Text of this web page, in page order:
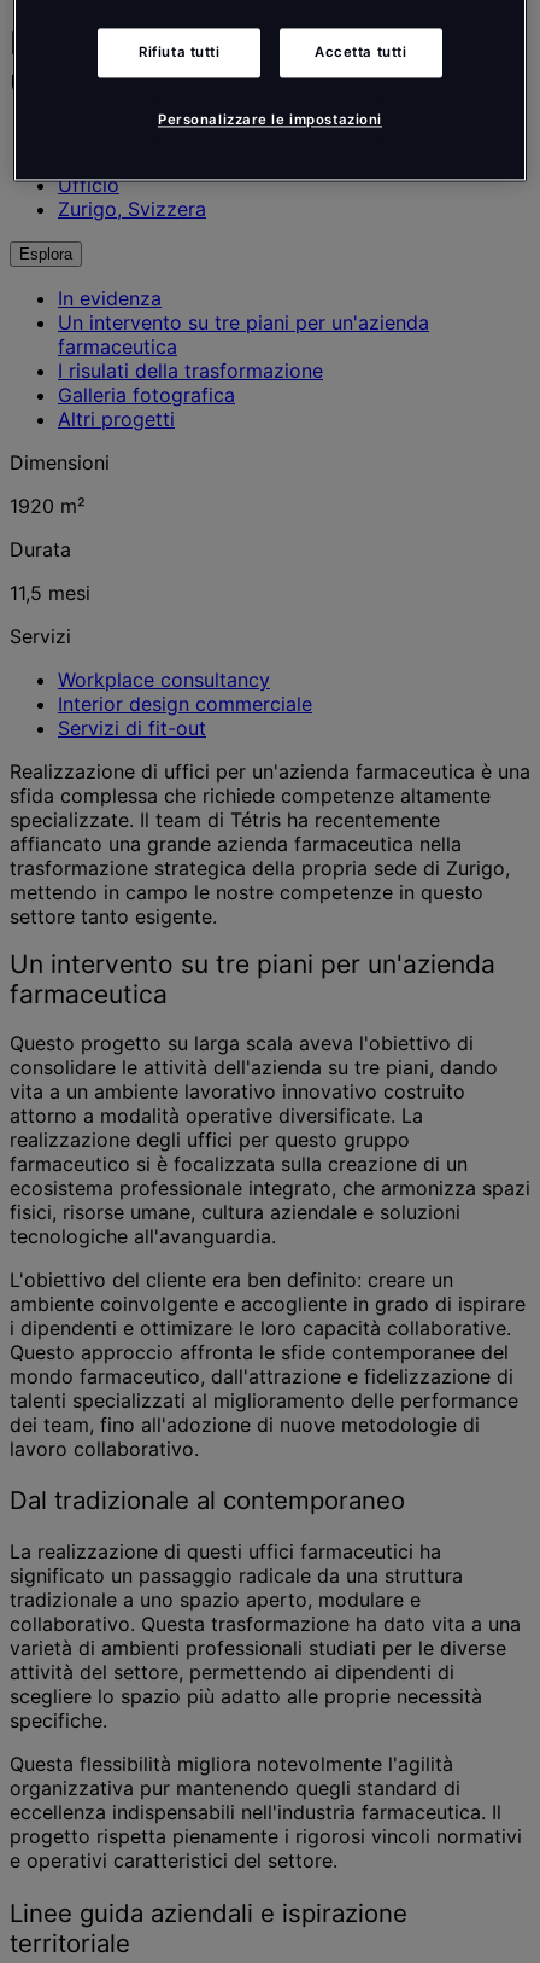
approfondimenti
Realizzazione di uffici per
un’azienda farmaceutica
Ufficio
Zurigo, Svizzera
Esplora
In evidenza
Un intervento su tre piani per un'azienda
farmaceutica
I risulati della trasformazione
Galleria fotografica
Altri progetti
Dimensioni
1920 m²
Durata
11,5 mesi
Servizi
Workplace consultancy
Interior design commerciale
Servizi di fit-out
Realizzazione di uffici per un'azienda farmaceutica è una
sfida complessa che richiede competenze altamente
specializzate. Il team di Tétris ha recentemente
affiancato una grande azienda farmaceutica nella
trasformazione strategica della propria sede di Zurigo,
mettendo in campo le nostre competenze in questo
settore tanto esigente.
Un intervento su tre piani per un'azienda
farmaceutica
Questo progetto su larga scala aveva l'obiettivo di
consolidare le attività dell'azienda su tre piani, dando
vita a un ambiente lavorativo innovativo costruito
attorno a modalità operative diversificate. La
realizzazione degli uffici per questo gruppo
farmaceutico si è focalizzata sulla creazione di un
ecosistema professionale integrato, che armonizza spazi
fisici, risorse umane, cultura aziendale e soluzioni
tecnologiche all'avanguardia.
L'obiettivo del cliente era ben definito: creare un
ambiente coinvolgente e accogliente in grado di ispirare
i dipendenti e ottimizare le loro capacità collaborative.
Questo approccio affronta le sfide contemporanee del
mondo farmaceutico, dall'attrazione e fidelizzazione di
talenti specializzati al miglioramento delle performance
dei team, fino all'adozione di nuove metodologie di
lavoro collaborativo.
Dal tradizionale al contemporaneo
La realizzazione di questi uffici farmaceutici ha
significato un passaggio radicale da una struttura
tradizionale a uno spazio aperto, modulare e
collaborativo. Questa trasformazione ha dato vita a una
varietà di ambienti professionali studiati per le diverse
attività del settore, permettendo ai dipendenti di
scegliere lo spazio più adatto alle proprie necessità
specifiche.
Questa flessibilità migliora notevolmente l'agilità
organizzativa pur mantenendo quegli standard di
eccellenza indispensabili nell'industria farmaceutica. Il
progetto rispetta pienamente i rigorosi vincoli normativi
e operativi caratteristici del settore.
Linee guida aziendali e ispirazione
territoriale
Rifiuta tutti Accetta tutti
Personalizzare le impostazioni